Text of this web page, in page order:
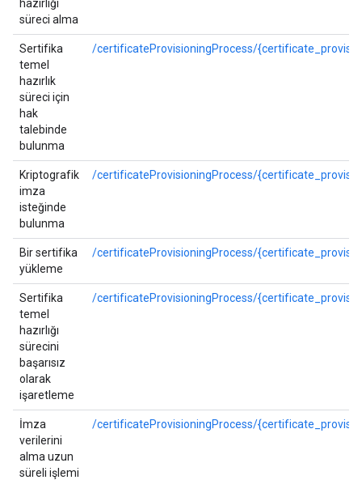
hazırlığı
süreci alma
Sertifika
temel
hazırlık
süreci için
hak
talebinde
bulunma
/certificateProvisioningProcess/
Kriptografik
imza
isteğinde
bulunma
/certificateProvisioningProcess/
Bir sertifika
yükleme
/certificateProvisioningProcess/
Sertifika
temel
hazırlığı
sürecini
başarısız
olarak
işaretleme
/certificateProvisioningProcess/
İmza
verilerini
alma uzun
süreli işlemi
/certificateProvisioningProcess/